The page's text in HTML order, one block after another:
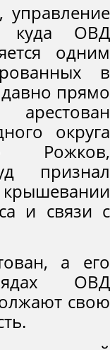
ОВД
одним
в
давно прямо
округа
Рожков,
признал
и связи с
а его
ОВД
свою